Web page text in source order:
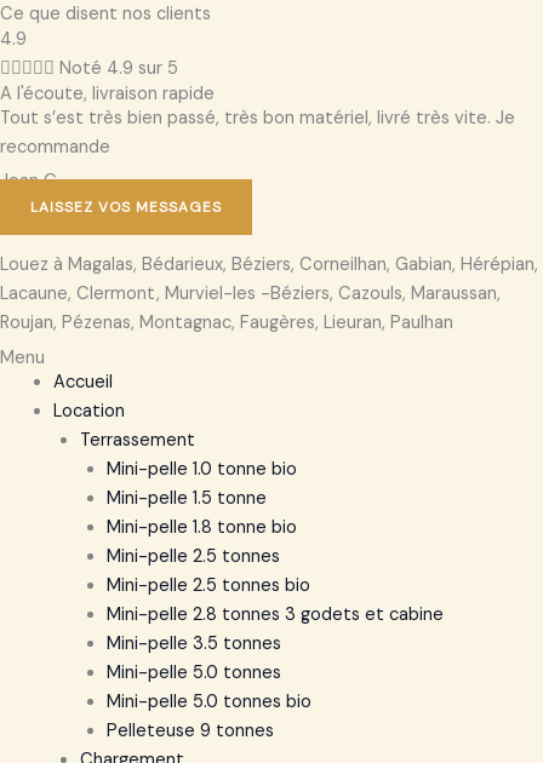
Ce que disent nos clients
4.9
 Noté 4.9 sur 5
A l'écoute, livraison rapide
Tout s’est très bien passé, très bon matériel, livré très vite. Je
recommande
Jean C.
LAISSEZ VOS MESSAGES
Louez à Magalas, Bédarieux, Béziers, Corneilhan, Gabian, Hérépian,
Lacaune, Clermont, Murviel-les -Béziers, Cazouls, Maraussan,
Roujan, Pézenas, Montagnac, Faugères, Lieuran, Paulhan
Menu
Accueil
Location
Terrassement
Mini-pelle 1.0 tonne bio
Mini-pelle 1.5 tonne
Mini-pelle 1.8 tonne bio
Mini-pelle 2.5 tonnes
Mini-pelle 2.5 tonnes bio
Mini-pelle 2.8 tonnes 3 godets et cabine
Mini-pelle 3.5 tonnes
Mini-pelle 5.0 tonnes
Mini-pelle 5.0 tonnes bio
Pelleteuse 9 tonnes